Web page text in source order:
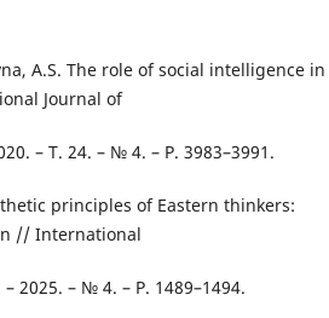
A.S. The role of social intelligence in
Journal of
– T. 24. – № 4. – P. 3983–3991.
principles of Eastern thinkers:
// International
2025. – № 4. – P. 1489–1494.